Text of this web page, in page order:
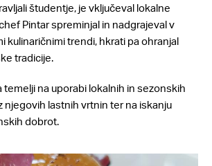
študentje, je vključeval lokalne
Pintar spreminjal in nadgrajeval v
kulinaričnimi trendi, hkrati pa ohranjal
tradicije.
temelji na uporabi lokalnih in sezonskih
njegovih lastnih vrtnin ter na iskanju
dobrot.